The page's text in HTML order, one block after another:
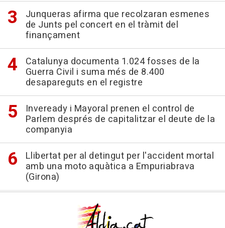
Junqueras afirma que recolzaran esmenes
de Junts pel concert en el tràmit del
finançament
Catalunya documenta 1.024 fosses de la
Guerra Civil i suma més de 8.400
desapareguts en el registre
Inveready i Mayoral prenen el control de
Parlem després de capitalitzar el deute de la
companyia
Llibertat per al detingut per l'accident mortal
amb una moto aquàtica a Empuriabrava
(Girona)